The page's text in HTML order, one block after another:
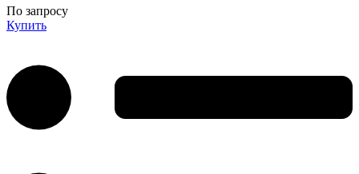
По запросу
Купить